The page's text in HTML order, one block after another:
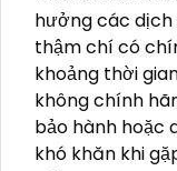
hưởng các dịch
thậm chí có
khoảng thời
không chính
bảo hành hoặc
khó khăn khi